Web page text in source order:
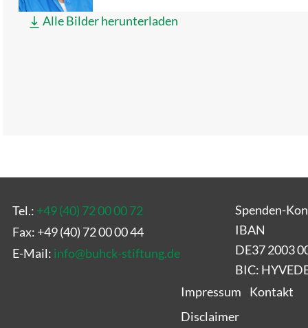
Alle Bilder herunterladen
Tel.: +49 (40) 72 00 00 72
Fax: +49 (40) 72 00 00 44
E-Mail: info@buhck-stiftung.de
Spenden-
IBAN
DE37 2003
BIC:
Impressum
Disclaimer
Kontakt